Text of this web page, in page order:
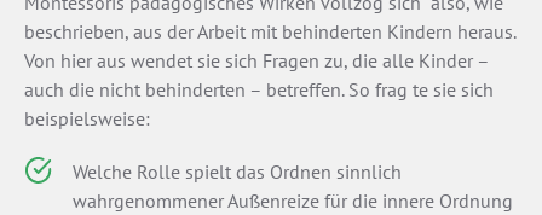
beschrieben, aus der Arbeit mit behinderten Kindern heraus.
Von hier aus wendet sie sich Fragen zu, die alle Kinder –
auch die nicht behinderten – betreffen. So frag­ te sie sich
beispielsweise:
Welche Rolle spielt das Ordnen sinnlich
wahrgenommener Außenreize für die innere Ordnung